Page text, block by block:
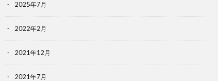
2025年7月
2022年2月
2021年12月
2021年7月